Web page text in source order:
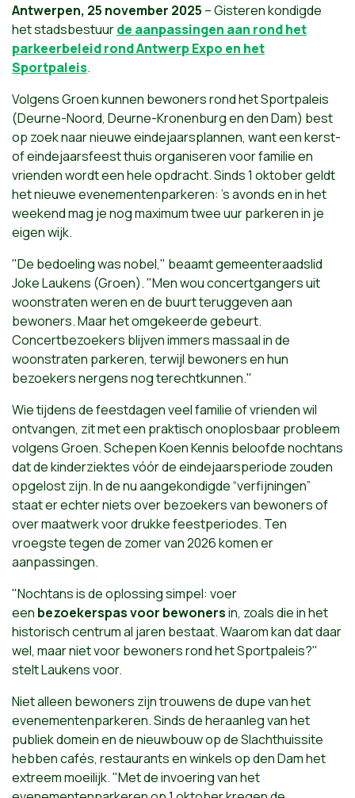
Antwerpen, 25 november 2025 – Gisteren kondigde
het stadsbestuurde aanpassingen aan rond het
parkeerbeleid rond Antwerp Expo en het
Sportpaleis.
Volgens Groen kunnen bewoners rond het Sportpaleis
(Deurne-Noord, Deurne-Kronenburg en den Dam) best
op zoek naar nieuwe eindejaarsplannen, want een kerst-
of eindejaarsfeest thuis organiseren voor familie en
vrienden wordt een hele opdracht. Sinds 1 oktober geldt
het nieuwe evenementenparkeren: ’s avonds en in het
weekend mag je nog maximum twee uur parkeren in je
eigen wijk.
"De bedoeling was nobel," beaamt gemeenteraadslid
Joke Laukens (Groen). "Men wou concertgangers uit
woonstraten weren en de buurt teruggeven aan
bewoners. Maar het omgekeerde gebeurt.
Concertbezoekers blijven immers massaal in de
woonstraten parkeren, terwijl bewoners en hun
bezoekers nergens nog terechtkunnen."
Wie tijdens de feestdagen veel familie of vrienden wil
ontvangen, zit met een praktisch onoplosbaar probleem
volgens Groen. Schepen Koen Kennis beloofde nochtans
dat de kinderziektes vóór de eindejaarsperiode zouden
opgelost zijn. In de nu aangekondigde “verfijningen”
staat er echter niets over bezoekers van bewoners of
over maatwerk voor drukke feestperiodes. Ten
vroegste tegen de zomer van 2026 komen er
aanpassingen.
"Nochtans is de oplossing simpel: voer
een bezoekerspas voor bewonersin, zoals die in het
historisch centrum al jaren bestaat. Waarom kan dat daar
wel, maar niet voor bewoners rond het Sportpaleis?"
stelt Laukens voor.
Niet alleen bewoners zijn trouwens de dupe van het
evenementenparkeren. Sinds de heraanleg van het
publiek domein en de nieuwbouw op de Slachthuissite
hebben cafés, restaurants en winkels op den Dam het
extreem moeilijk. "Met de invoering van het